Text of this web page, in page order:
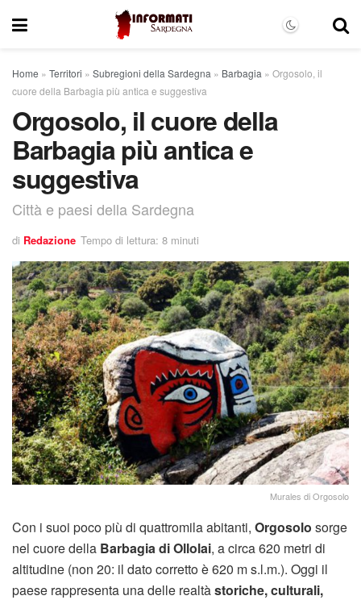
Home » Territori » Subregioni della Sardegna » Barbagia » Orgosolo, il
cuore della Barbagia più antica e suggestiva
Orgosolo, il cuore della
Barbagia più antica e
suggestiva
Città e paesi della Sardegna
di Redazione Tempo di lettura: 8 minuti
Murales di Orgosolo
Con i suoi poco più di quattromila abitanti, Orgosolo sorge
nel cuore della Barbagia di Ollolai, a circa 620 metri di
altitudine (non 20: il dato corretto è 620 m s.l.m.). Oggi il
paese rappresenta una delle realtàstoriche, culturali,